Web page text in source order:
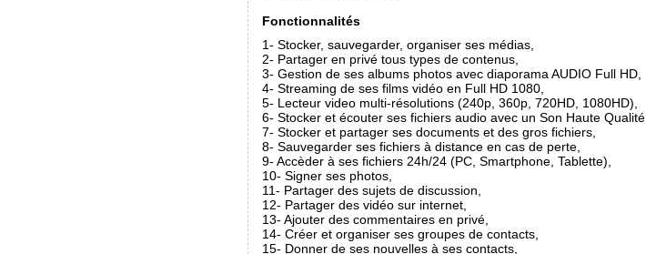
Fonctionnalités
1- Stocker, sauvegarder, organiser ses médias,
2- Partager en privé tous types de contenus,
3- Gestion de ses albums photos avec diaporama AUDIO Full HD,
4- Streaming de ses films vidéo en Full HD 1080,
5- Lecteur video multi-résolutions (240p, 360p, 720HD, 1080HD),
6- Stocker et écouter ses fichiers audio avec un Son Haute Qualité,
7- Stocker et partager ses documents et des gros fichiers,
8- Sauvegarder ses fichiers à distance en cas de perte,
9- Accèder à ses fichiers 24h/24 (PC, Smartphone, Tablette),
10- Signer ses photos,
11- Partager des sujets de discussion,
12- Partager des vidéo sur internet,
13- Ajouter des commentaires en privé,
14- Créer et organiser ses groupes de contacts,
15- Donner de ses nouvelles à ses contacts,